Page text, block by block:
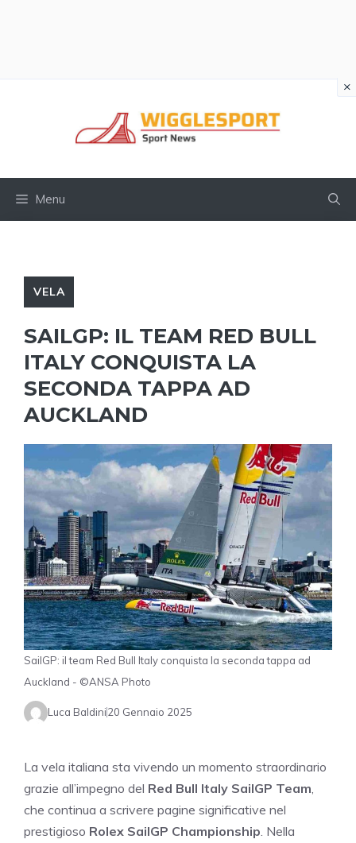
Menu
VELA
SAILGP: IL TEAM RED BULL
ITALY CONQUISTA LA
SECONDA TAPPA AD
AUCKLAND
SailGP: il team Red Bull Italy conquista la seconda tappa ad
Auckland - ©ANSA Photo
Luca Baldini20 Gennaio 2025
La vela italiana sta vivendo un momento straordinario
grazie all’impegno del Red Bull Italy SailGP Team
che continua a scrivere pagine significative nel
prestigioso Rolex SailGP Championship . Nella
×